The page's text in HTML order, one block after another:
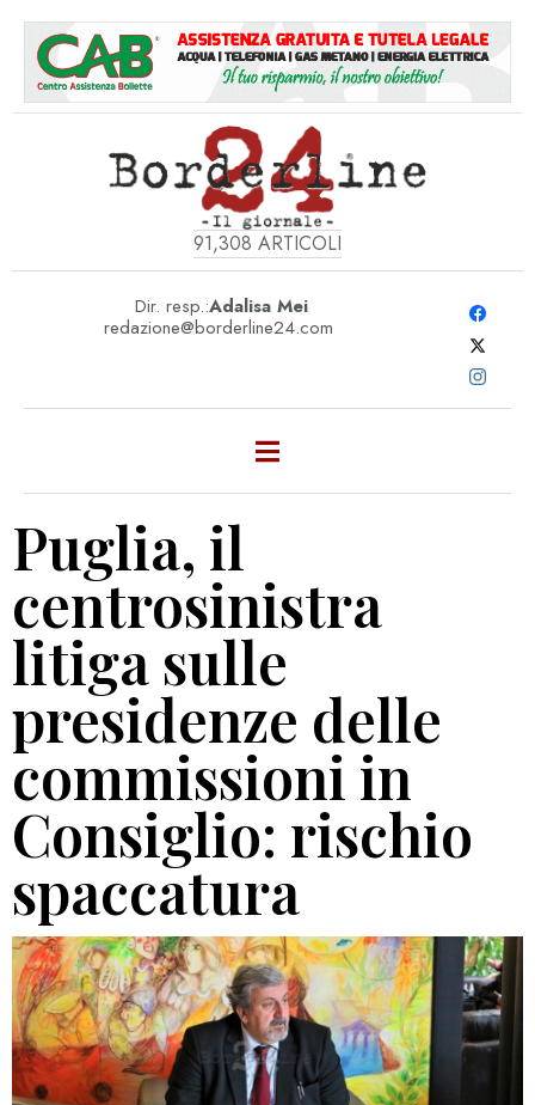
91,308 ARTICOLI
Dir. resp.:Adalisa Mei
redazione@borderline24.com
Puglia, il
centrosinistra
litiga sulle
presidenze delle
commissioni in
Consiglio: rischio
spaccatura